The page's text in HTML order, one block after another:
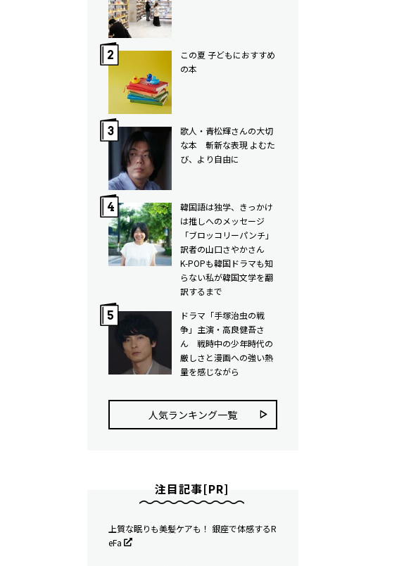
この夏 子どもにおすすめ
の本
歌人・青松輝さんの大切
な本 斬新な表現 よむた
び、より自由に
韓国語は独学、きっかけ
は推しへのメッセージ
「ブロッコリーパンチ」
訳者の山口さやかさん
K-POPも韓国ドラマも知
らない私が韓国文学を翻
訳するまで
ドラマ「手塚治虫の戦
争」主演・高良健吾さ
ん 戦時中の少年時代の
厳しさと漫画への強い熱
量を感じながら
人気ランキング⼀覧
注目記事[PR]
上質な眠りも美髪ケアも！ 銀座で体感するR
eFa